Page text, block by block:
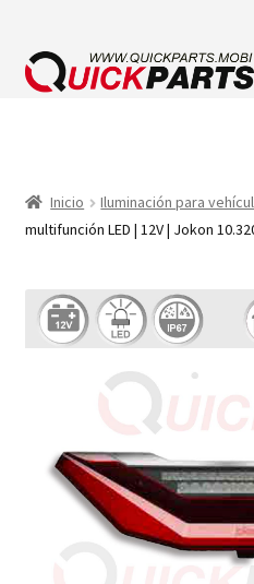
CLAXONES
Inicio Iluminación para
multifunción LED | 12V | Jokon